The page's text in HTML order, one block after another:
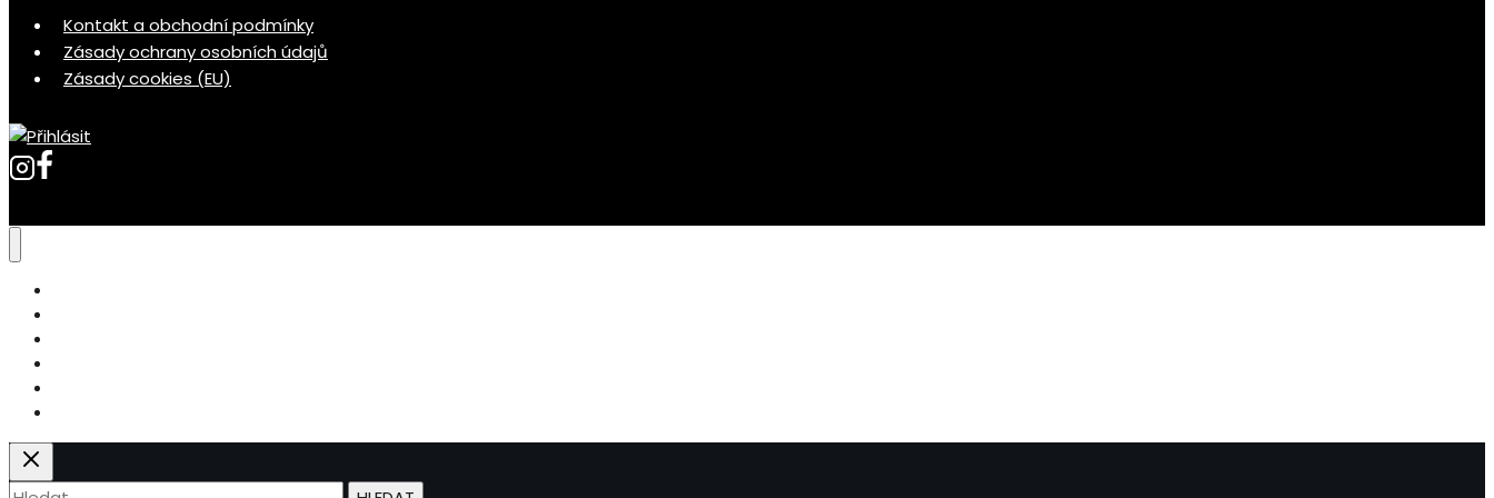
Kontakt a obchodní podmínky
Zásady ochrany osobních údajů
Zásady cookies (EU)